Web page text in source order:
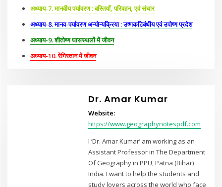
अध्याय-7. मानवीय पर्यावरण : बस्तियाँ, परिवहन, एवं संचार
अध्याय-8. मानव-पर्यावरण अन्योन्यक्रिया : उष्णकटिबंधीय एवं उपोष्ण प्रदेश
अध्याय-9. शीतोष्ण घासस्थलों में जीवन
अध्याय-10.रेगिस्तान में जीवन
Dr. Amar Kumar
Website:
https://www.geographynotespdf.com
I ‘Dr. Amar Kumar’ am working as an
Assistant Professor in The Department
Of Geography in PPU, Patna (Bihar)
India. I want to help the students and
study lovers across the world who face